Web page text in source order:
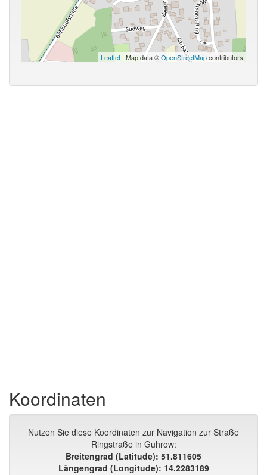
Leaflet | Map data ©OpenStreetMapcontributors
Koordinaten
Nutzen Sie diese Koordinaten zur Navigation zur Straße
Ringstraße in Guhrow:
Breitengrad (Latitude): 51.811605
Längengrad (Longitude): 14.2283189